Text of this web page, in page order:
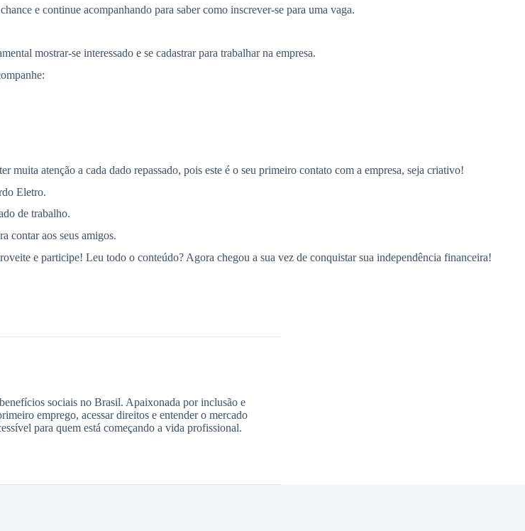
e continue acompanhando para saber como inscrever-se para uma vaga.
mostrar-se interessado e se cadastrar para trabalhar na empresa.
atenção a cada dado repassado, pois este é o seu primeiro contato com a empresa, seja criativo!
Eletro.
de trabalho.
contar aos seus amigos.
e participe! Leu todo o conteúdo? Agora chegou a sua vez de conquistar sua independência financeira!
sociais no Brasil. Apaixonada por inclusão e
emprego, acessar direitos e entender o mercado
para quem está começando a vida profissional.